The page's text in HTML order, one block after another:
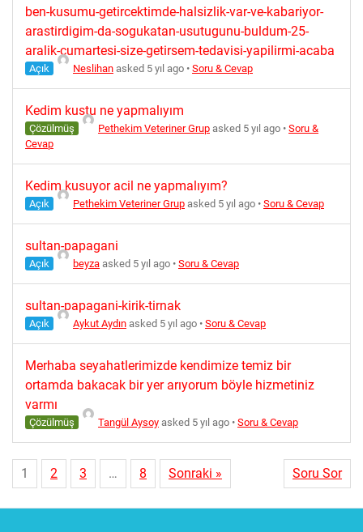
ben-kusumu-getircektimde-halsizlik-var-ve-kabariyor-
arastirdigim-da-sogukatan-usutugunu-buldum-25-
aralik-cumartesi-size-getirsem-tedavisi-yapilirmi-acaba
Açık Neslihan asked 5 yıl ago • Soru & Cevap
Kedim kustu ne yapmalıyım
Çözülmüş Pethekim Veteriner Grup asked 5 yıl ago • Soru &
Cevap
Kedim kusuyor acil ne yapmalıyım?
Açık Pethekim Veteriner Grup asked 5 yıl ago • Soru & Cevap
sultan-papagani
Açık beyza asked 5 yıl ago • Soru & Cevap
sultan-papagani-kirik-tirnak
Açık Aykut Aydın asked 5 yıl ago • Soru & Cevap
Merhaba seyahatlerimizde kendimize temiz bir
ortamda bakacak bir yer arıyorum böyle hizmetiniz
varmı
Çözülmüş Tangül Aysoy asked 5 yıl ago • Soru & Cevap
1 2 3 … 8 Sonraki » Soru Sor